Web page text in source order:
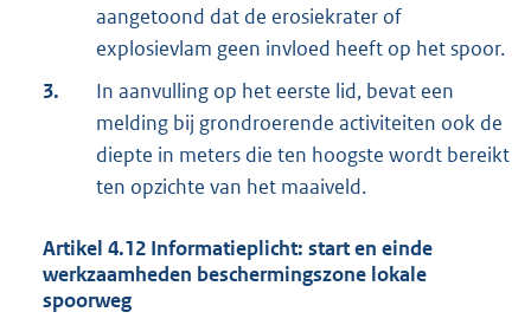
aangetoond dat de erosiekrater of
explosievlam geen invloed heeft op het spoor.
3.
In aanvulling op het eerste lid, bevat een
melding bij grondroerende activiteiten ook de
diepte in meters die ten hoogste wordt bereikt
ten opzichte van het maaiveld.
Artikel 4.12 Informatieplicht: start en einde
werkzaamheden beschermingszone lokale
spoorweg